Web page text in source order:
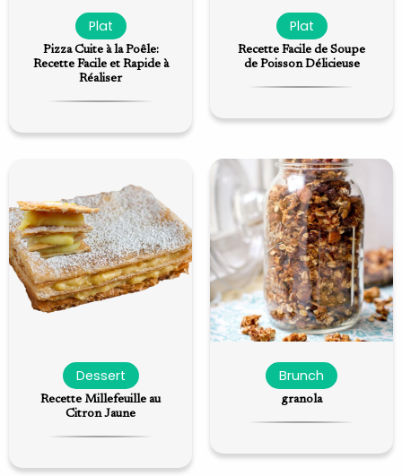
Plat
Pizza Cuite à la Poêle:
Recette Facile et Rapide à
Réaliser
Plat
Recette Facile de Soupe
de Poisson Délicieuse
Dessert
Recette Millefeuille au
Citron Jaune
Brunch
granola